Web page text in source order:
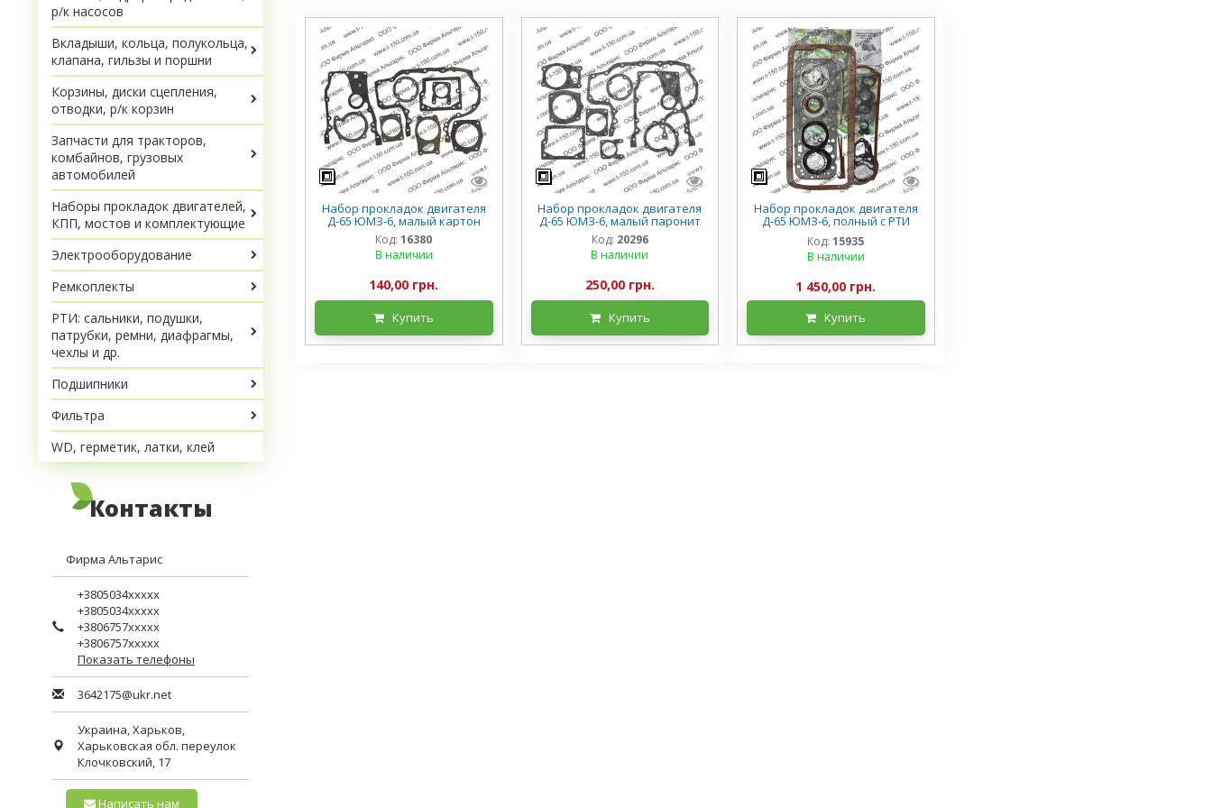
Набор прокладок двигателя
Д-65 ЮМЗ-6, малый картон
Код: 16380
В наличии
140,00 грн.
Купить
Набор прокладок двигателя
Д-65 ЮМЗ-6, малый паронит
Код: 20296
В наличии
250,00 грн.
Купить
Набор прокладок двигателя
Д-65 ЮМЗ-6, полный с РТИ
Премиум
Код: 15935
В наличии
1 450,00 грн.
Купить
р/к насосов
Вкладыши, кольца, полукольца,
клапана, гильзы и поршни
Корзины, диски сцепления,
отводки, р/к корзин
Запчасти для тракторов,
комбайнов, грузовых
автомобилей
Наборы прокладок двигателей,
КПП, мостов и комплектующие
Электрооборудование
Ремкоплекты
РТИ: сальники, подушки,
патрубки, ремни, диафрагмы,
чехлы и др.
Подшипники
Фильтра
WD, герметик, латки, клей
Контакты
Фирма Альтарис
+3805034xxxxx
+3805034xxxxx
+3806757xxxxx
+3806757xxxxx
Показать телефоны
3642175@ukr.net
Украина,Харьков,
Харьковская обл. переулок
Клочковский, 17
Написать нам